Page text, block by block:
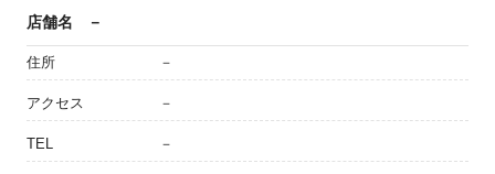
店舗名 －
住所 －
アクセス －
TEL －